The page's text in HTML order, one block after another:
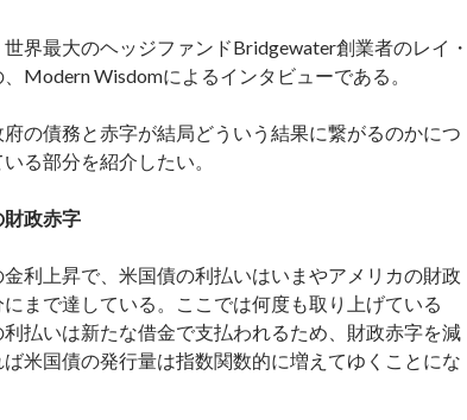
界最大のヘッジファンドBridgewater創業者のレイ・
Modern Wisdomによるインタビューである。
の債務と赤字が結局どういう結果に繋がるのかにつ
る部分を紹介したい。
財政赤字
金利上昇で、米国債の利払いはいまやアメリカの財政
まで達している。ここでは何度も取り上げている
利払いは新たな借金で支払われるため、財政赤字を減
ば米国債の発行量は指数関数的に増えてゆくことにな